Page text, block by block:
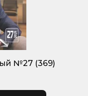
№27 (369)